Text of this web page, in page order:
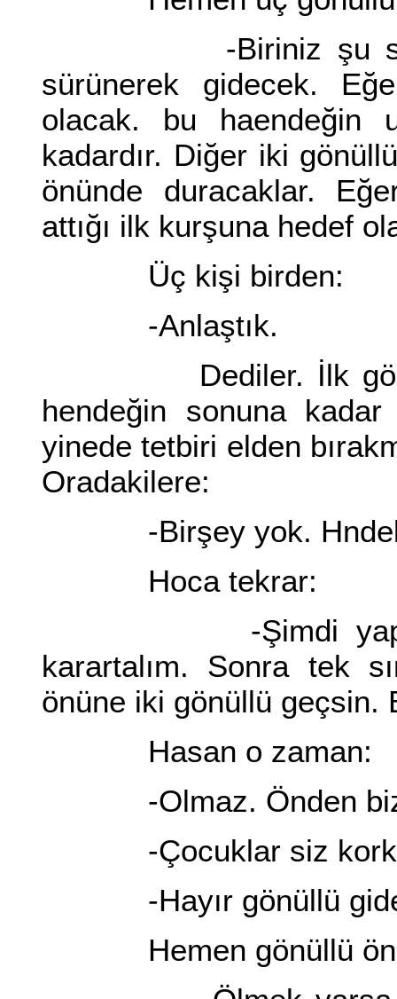
-Biriniz şu sağ
sürünerek gidecek.
olacak. bu haendeğin
kadardır. Diğer iki
önünde duracaklar.
attığı ilk kurşuna hedef
Üç kişi birden:
-Anlaştık.
Dediler. İlk gönüllü
hendeğin sonuna
yinede tetbiri elden
Oradakilere:
-Birşey yok.
Hoca tekrar:
-Şimdi
karartalım. Sonra tek
önüne iki gönüllü geçsin.
Hasan o zaman:
-Olmaz. Önden
-Çocuklar siz
-Hayır gönüllü
Hemen gönüllü öne